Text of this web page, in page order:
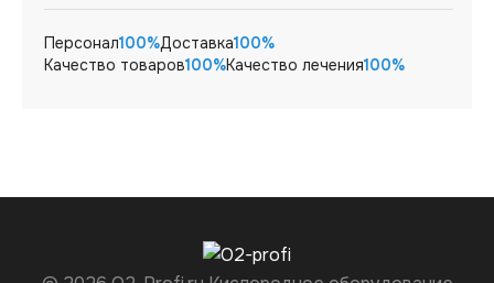
Персонал100%Доставка100%
Качество товаров100%Качество лечения100%